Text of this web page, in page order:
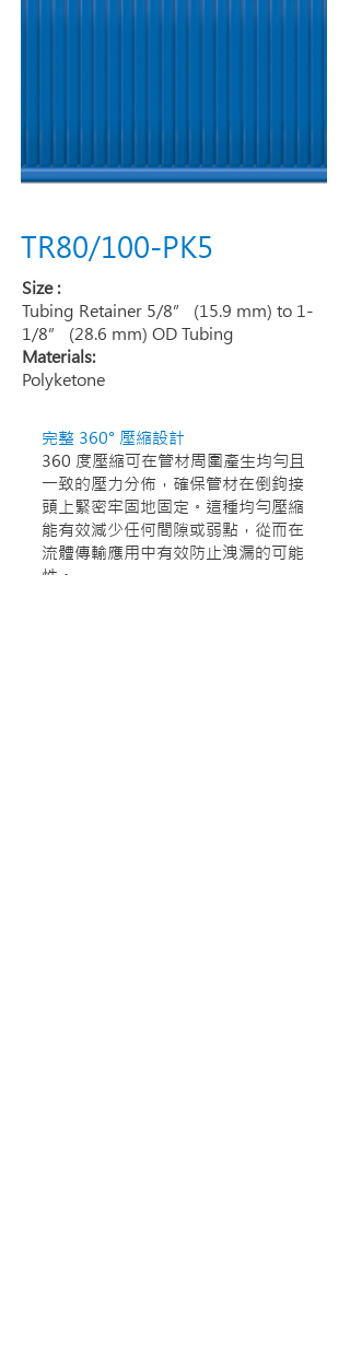
TR80/100-PK5
Size :
Tubing Retainer 5/8” (15.9 mm) to 1-
1/8” (28.6 mm) OD Tubing
Materials:
Polyketone
完整 360° 壓縮設計
360 度壓縮可在管材周圍產生均勻且
一致的壓力分佈，確保管材在倒鉤接
頭上緊密牢固地固定。這種均勻壓縮
能有效減少任何間隙或弱點，從而在
流體傳輸應用中有效防止洩漏的可能
性。